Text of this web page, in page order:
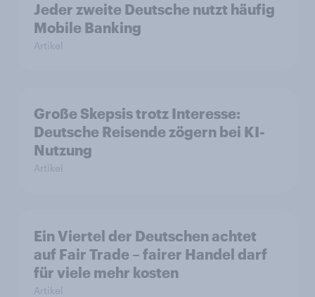
Jeder zweite Deutsche nutzt häufig
Mobile Banking
Artikel
Große Skepsis trotz Interesse:
Deutsche Reisende zögern bei KI-
Nutzung
Artikel
Ein Viertel der Deutschen achtet
auf Fair Trade – fairer Handel darf
für viele mehr kosten
Artikel